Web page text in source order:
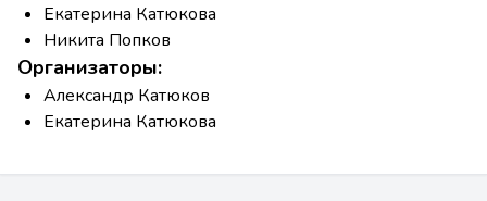
Екатерина Катюкова
Никита Попков
Организаторы:
Александр Катюков
Екатерина Катюкова